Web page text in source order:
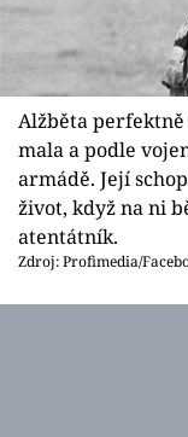
Alžběta perfektně
mala a podle
armádě. Její
život, když na ni
atentátník.
Zdroj: Profimedia/